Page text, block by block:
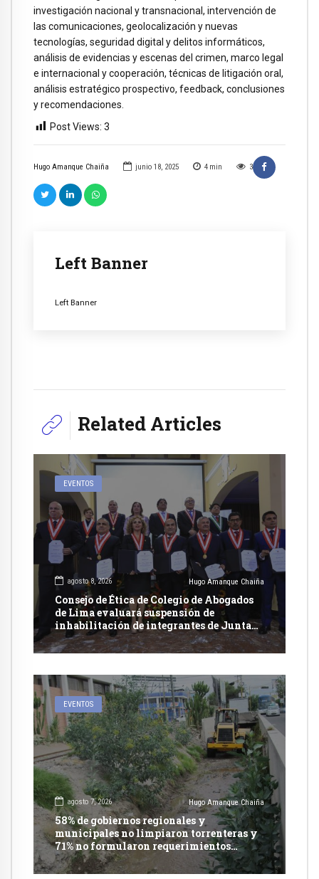
Hugo Amanque Chaiña junio 18, 2025 4 min 3
Left Banner
Left Banner
investigación nacional y transnacional, intervención de
las comunicaciones, geolocalización y nuevas
tecnologías, seguridad digital y delitos informáticos,
análisis de evidencias y escenas del crimen, marco legal
e internacional y cooperación, técnicas de litigación oral,
análisis estratégico prospectivo, feedback, conclusiones
y recomendaciones.
Post Views: 3
Related Articles
EVENTOS
agosto 8, 2026 Hugo Amanque Chaiña
Consejo de Ética de Colegio de Abogados
de Lima evaluará suspensión de
inhabilitación de integrantes de Junta
Nacional de Justicia
EVENTOS
agosto 7, 2026 Hugo Amanque Chaiña
58% de gobiernos regionales y
municipales no limpiaron torrenteras y
71% no formularon requerimientos
presupuestales afirma informe de
Contraloría